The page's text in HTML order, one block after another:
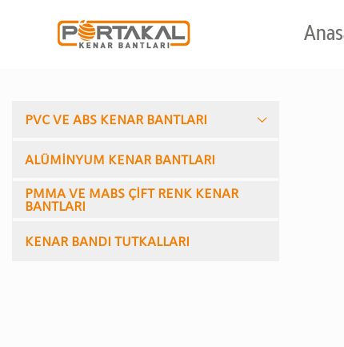
PVC VE ABS KENAR BANTLARI
ALÜMİNYUM KENAR BANTLARI
PMMA VE MABS ÇİFT RENK KENAR
BANTLARI
KENAR BANDI TUTKALLARI